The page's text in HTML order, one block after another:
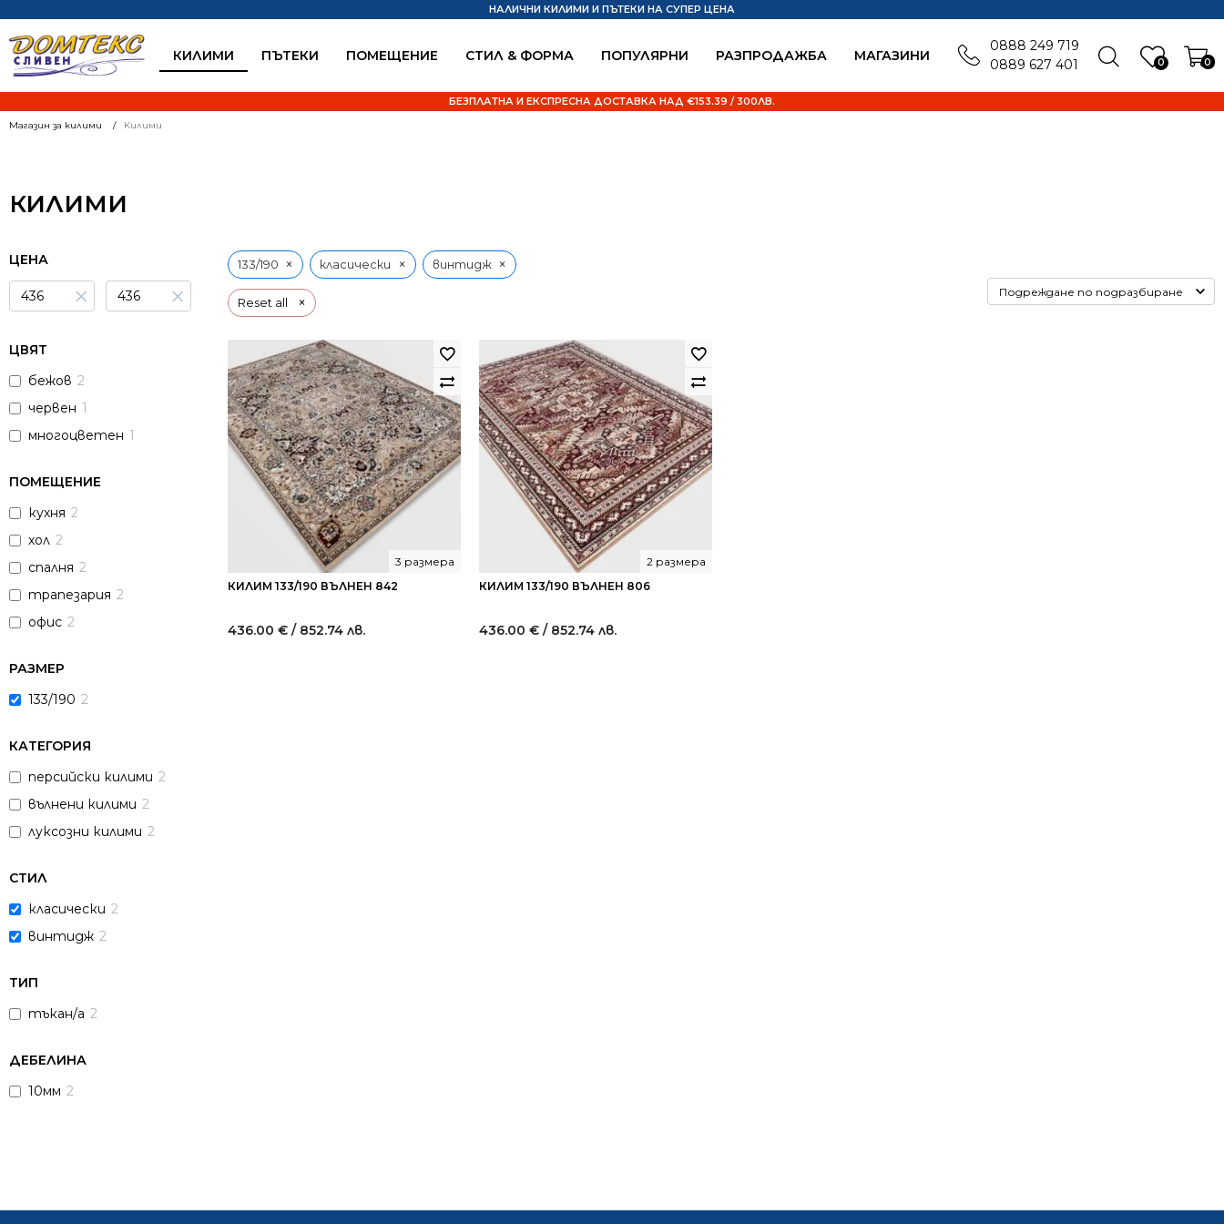
КИЛИМИ ПЪТЕКИ ПОМЕЩЕНИЕ СТИЛ & ФОРМА ПОПУЛЯРНИ РАЗПРОДАЖБА MАГАЗИНИ 0 0
НАЛИЧНИ КИЛИМИ И ПЪТЕКИ НА СУПЕР ЦЕНА
БЕЗПЛАТНА И ЕКСПРЕСНА ДОСТАВКА НАД €153.39 / 300ЛВ.
0888 249 719
0889 627 401
Магазин за килими Килими
КИЛИМИ
ЦЕНА
× ×
ЦВЯТ
бежов 2
червен 1
многоцветен 1
ПОМЕЩЕНИЕ
кухня 2
хол 2
спалня 2
трапезария 2
офис 2
РАЗМЕР
133/190 2
КАТЕГОРИЯ
персийски килими 2
вълнени килими 2
луксозни килими 2
СТИЛ
класически 2
винтидж 2
ТИП
тъкан/а 2
ДЕБЕЛИНА
10мм 2
Reset all ×
133/190 × класически × винтидж ×
КИЛИМ 133/190 ВЪЛНЕН 842
3 размера
436.00 € / 852.74 лв.
КИЛИМ 133/190 ВЪЛНЕН 806
2 размера
436.00 € / 852.74 лв.